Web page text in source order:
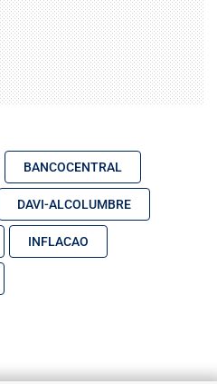
BANCOCENTRAL
DAVI-ALCOLUMBRE
INFLACAO